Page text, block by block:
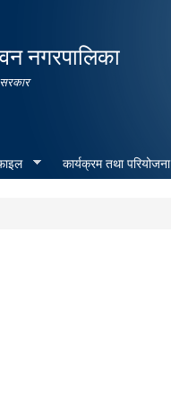
नगरपालिका
कार्यक्रम तथा परियोजना